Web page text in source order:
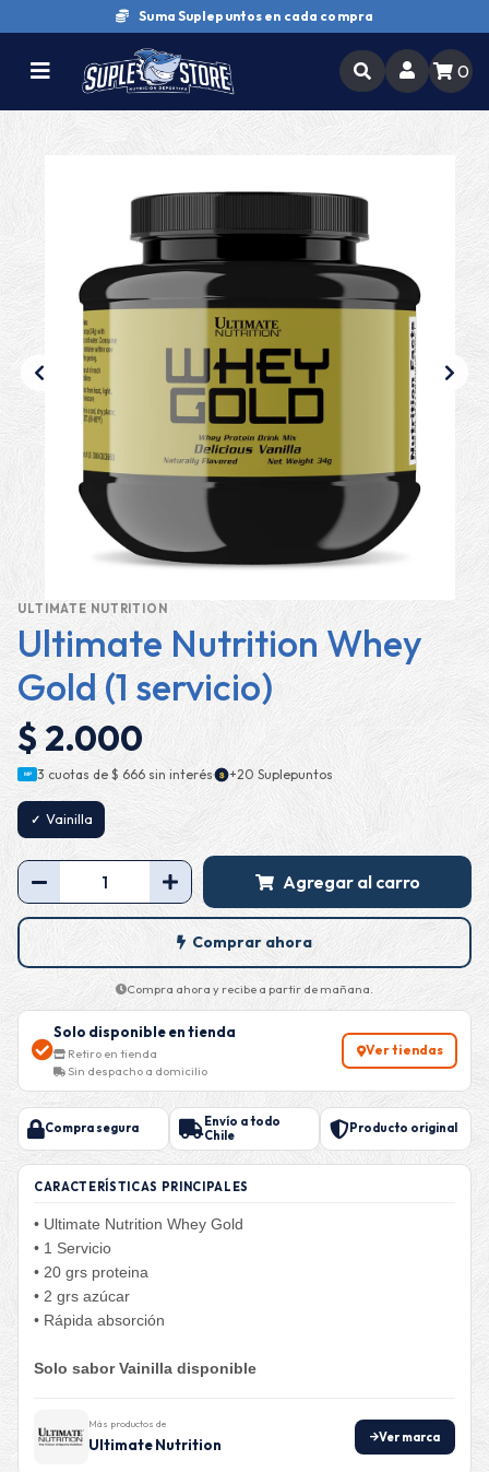
Suma Suplepuntos en cada compra
0
ULTIMATE NUTRITION
Ultimate Nutrition Whey
Gold (1 servicio)
$ 2.000
MP 3 cuotas de $ 666 sin interés· $ +20 Suplepuntos
Vainilla
Agregar al carro
Comprar ahora
Compra ahora y recibe a partir de mañana.
Solo disponible en tienda
Retiro en tienda
Sin despacho a domicilio
Ver tiendas
Compra segura
Envío a todo
Chile
Producto original
CARACTERÍSTICAS PRINCIPALES
• Ultimate Nutrition Whey Gold
• 1 Servicio
• 20 grs proteina
• 2 grs azúcar
• Rápida absorción
Solo sabor Vainilla disponible
Más productos de
Ultimate Nutrition Ver marca